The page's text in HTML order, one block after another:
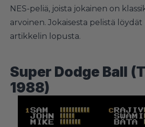
NES-peliä, joista jokainen on
arvoinen. Jokaisesta pelistä
artikkelin lopusta.
Super Dodge Ball
1988)